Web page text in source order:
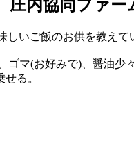
内協同ファー
いご飯のお供を教えて
ゴマ(お好みで)、醤油少々
る。